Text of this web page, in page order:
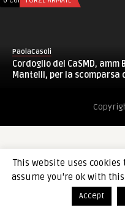
PaolaCasoli
Cordoglio del CaSMD, amm
Mantelli, per la scomparsa
This website uses cookies
assume you're ok with
Accept